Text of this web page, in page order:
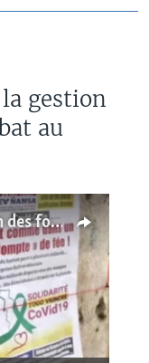
gestion
au
Un rapport d’audit sur la gestion des fonds Covid fait débat au Togo
available